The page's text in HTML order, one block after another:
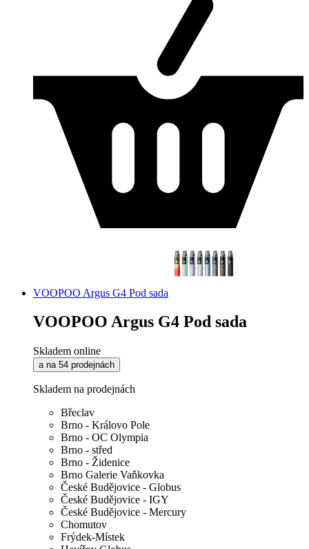
VOOPOO Argus G4 Pod sada
VOOPOO Argus G4 Pod sada
Skladem online
a na 54 prodejnách
Skladem na prodejnách
Břeclav
Brno - Královo Pole
Brno - OC Olympia
Brno - střed
Brno - Židenice
Brno Galerie Vaňkovka
České Budějovice - Globus
České Budějovice - IGY
České Budějovice - Mercury
Chomutov
Frýdek-Místek